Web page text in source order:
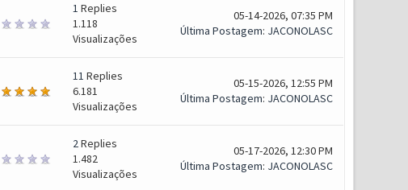
1 Replies
1.118
Visualizações
05-14-2026, 07:35 PM
Última Postagem: JACONOLASC
11 Replies
6.181
Visualizações
05-15-2026, 12:55 PM
Última Postagem: JACONOLASC
2Replies
1.482
Visualizações
05-17-2026, 12:30 PM
Última Postagem: JACONOLASC